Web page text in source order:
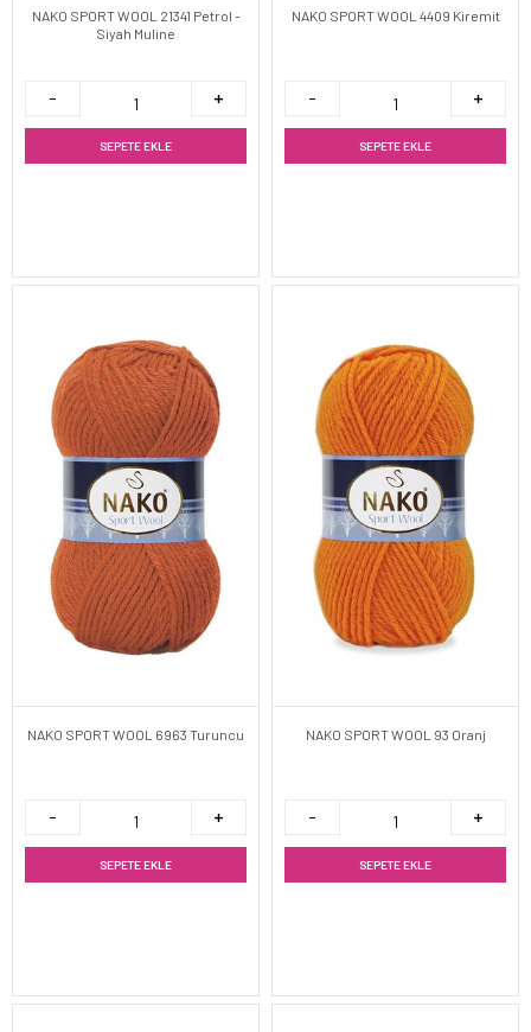
NAKO SPORT WOOL 21341 Petrol -
Siyah Muline
SEPETE EKLE
NAKO SPORT WOOL 4409 Kiremit
SEPETE EKLE
NAKO SPORT WOOL 6963 Turuncu
SEPETE EKLE
NAKO SPORT WOOL 93 Oranj
SEPETE EKLE